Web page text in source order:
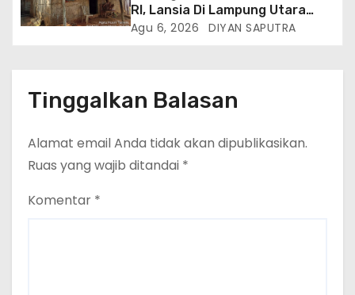
RI, Lansia Di Lampung Utara
Hidup Memprihatinkan
Agu 6, 2026 DIYAN SAPUTRA
Tinggalkan Balasan
Alamat email Anda tidak akan dipublikasikan.
Ruas yang wajib ditandai *
Komentar *